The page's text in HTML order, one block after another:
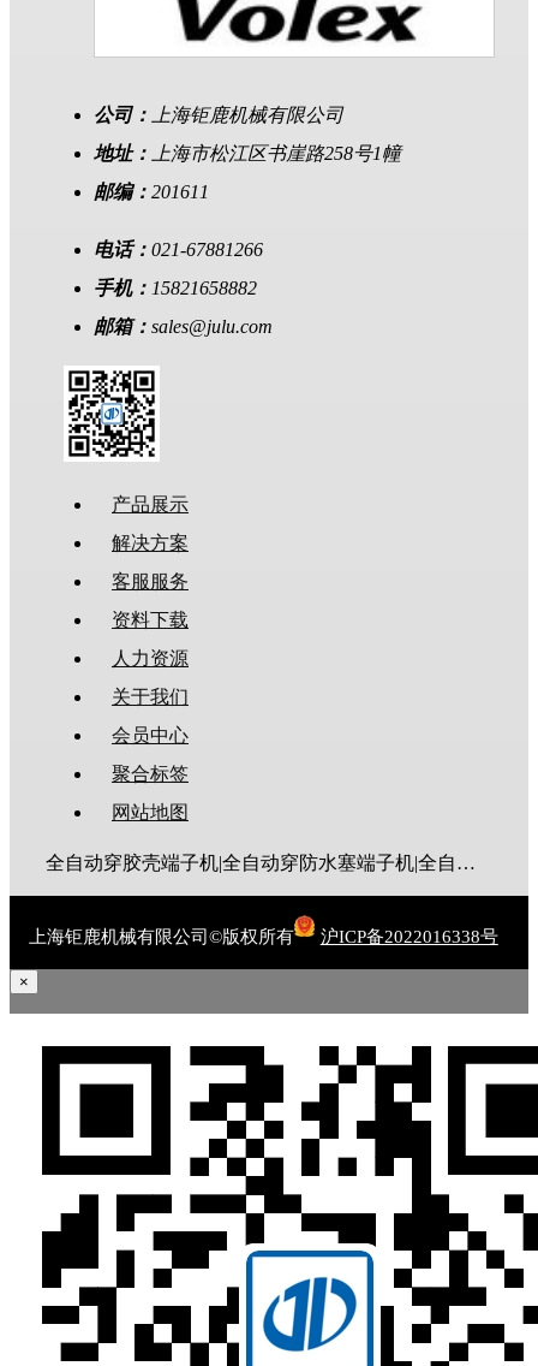
公司：
上海钜鹿机械有限公司
地址：
上海市松江区书崖路258号1幢
邮编： 201611
电话： 021-67881266
手机： 15821658882
邮箱： sales@julu.com
产品展示
解决方案
客服服务
资料下载
人力资源
关于我们
会员中心
聚合标签
网站地图
全自动穿胶壳端子机|全自动穿防水塞端子机|全自动穿热缩管端子机|全自动穿护套端子机|全自动穿号码管端子机|全自动端子机|全自动穿防水栓端子机|端子压着机|端子压接机|静音端子机|多芯线端子机|护套线端子机|全自动排线端子机|新能源大平方压接机|电脑剥线机|自动剥线机|裁线机|剥线机
上海钜鹿机械有限公司©版权所有 沪ICP备2022016338号
×